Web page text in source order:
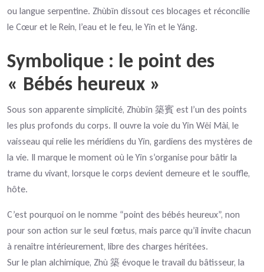
ou langue serpentine. Zhùbīn dissout ces blocages et réconcilie
le Cœur et le Rein, l’eau et le feu, le Yīn et le Yáng.
Symbolique : le point des
« Bébés heureux »
Sous son apparente simplicité, Zhùbīn 築賓 est l’un des points
les plus profonds du corps. Il ouvre la voie du Yīn Wēi Mài, le
vaisseau qui relie les méridiens du Yīn, gardiens des mystères de
la vie. Il marque le moment où le Yīn s’organise pour bâtir la
trame du vivant, lorsque le corps devient demeure et le souffle,
hôte.
C’est pourquoi on le nomme “point des bébés heureux”, non
pour son action sur le seul fœtus, mais parce qu’il invite chacun
à renaître intérieurement, libre des charges héritées.
Sur le plan alchimique, Zhù 築 évoque le travail du bâtisseur, la